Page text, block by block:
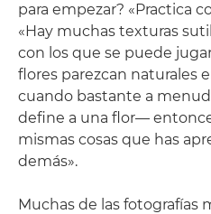
para empezar? «Practica
«Hay muchas texturas
con los que se puede
flores parezcan naturales
cuando bastante a
define a una flor—
mismas cosas que has
demás».
Muchas de las fotografías